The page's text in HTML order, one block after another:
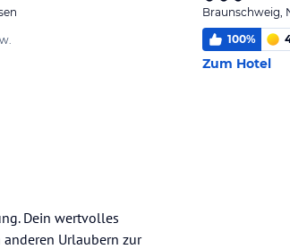
Braunschweig,
100%
Zum Hotel
Dein wertvolles
Urlaubern zur